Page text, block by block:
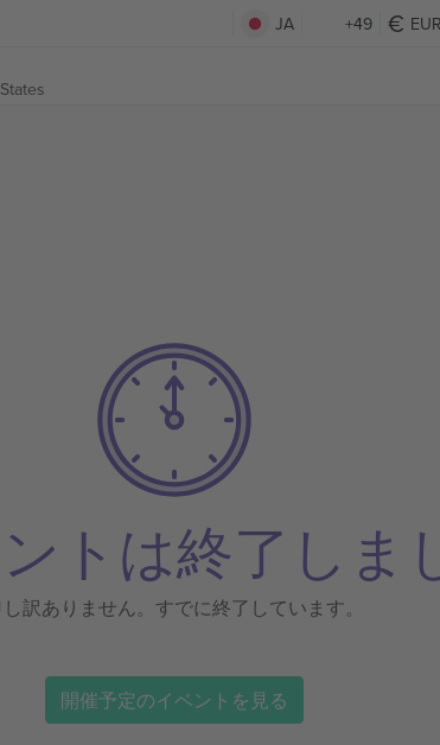
JA +49
トは終了しま
訳ありません。すでに終了しています。
開催予定のイベントを見る